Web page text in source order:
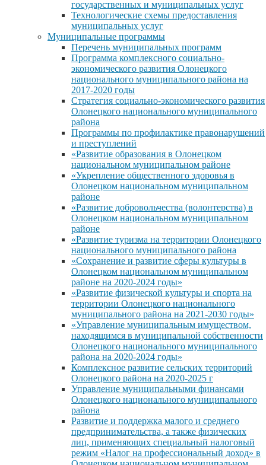
государственных и муниципальных услуг
Технологические схемы предоставления
муниципальных услуг
Муниципальные программы
Перечень муниципальных программ
Программа комплексного социально-
экономического развития Олонецкого
национального муниципального района на
2017-2020 годы
Стратегия социально-экономического развития
Олонецкого национального муниципального
района
Программы по профилактике правонарушений
и преступлений
«Развитие образования в Олонецком
национальном муниципальном районе
«Укрепление общественного здоровья в
Олонецком национальном муниципальном
районе
«Развитие добровольчества (волонтерства) в
Олонецком национальном муниципальном
районе
«Развитие туризма на территории Олонецкого
национального муниципального района
«Сохранение и развитие сферы культуры в
Олонецком национальном муниципальном
районе на 2020-2024 годы»
«Развитие физической культуры и спорта на
территории Олонецкого национального
муниципального района на 2021-2030 годы»
«Управление муниципальным имуществом,
находящимся в муниципальной собственности
Олонецкого национального муниципального
района на 2020-2024 годы»
Комплексное развитие сельских территорий
Олонецкого района на 2020-2025 г
Управление муниципальными финансами
Олонецкого национального муниципального
района
Развитие и поддержка малого и среднего
предпринимательства, а также физических
лиц, применяющих специальный налоговый
режим «Налог на профессиональный доход» в